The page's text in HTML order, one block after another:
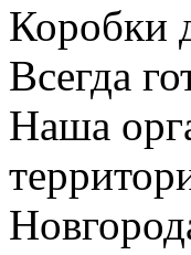
Коробки
Всегда
Наша